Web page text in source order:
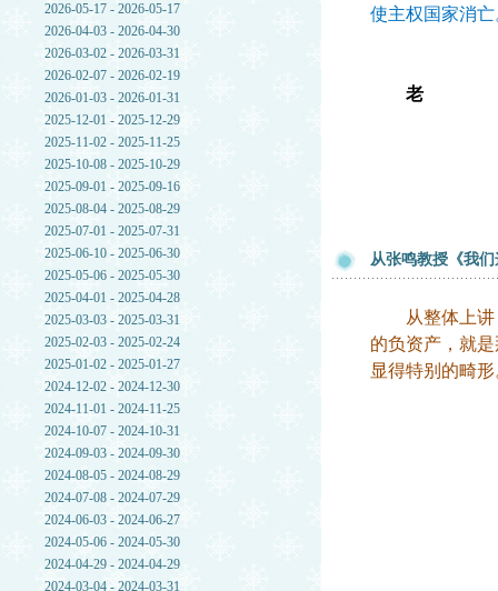
2026-05-17 - 2026-05-17
2026-04-03 - 2026-04-30
2026-03-02 - 2026-03-31
2026-02-07 - 2026-02-19
2026-01-03 - 2026-01-31
2025-12-01 - 2025-12-29
2025-11-02 - 2025-11-25
2025-10-08 - 2025-10-29
2025-09-01 - 2025-09-16
2025-08-04 - 2025-08-29
2025-07-01 - 2025-07-31
2025-06-10 - 2025-06-30
2025-05-06 - 2025-05-30
2025-04-01 - 2025-04-28
2025-03-03 - 2025-03-31
2025-02-03 - 2025-02-24
2025-01-02 - 2025-01-27
2024-12-02 - 2024-12-30
2024-11-01 - 2024-11-25
2024-10-07 - 2024-10-31
2024-09-03 - 2024-09-30
2024-08-05 - 2024-08-29
2024-07-08 - 2024-07-29
2024-06-03 - 2024-06-27
2024-05-06 - 2024-05-30
2024-04-29 - 2024-04-29
2024-03-04 - 2024-03-31
使主权国家消
老
从张鸣教授《我
从整体上讲，
的负资产，就
显得特别的畸